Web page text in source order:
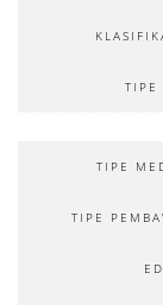
TIPE
TIPE
TIPE